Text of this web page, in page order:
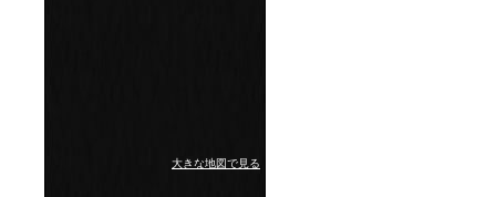
大きな地図で見る